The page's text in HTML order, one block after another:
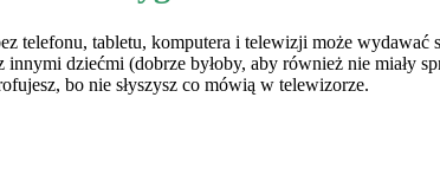
telefonu, tabletu, komputera i telewizji może wydawać
dziećmi (dobrze byłoby, aby również nie miały
bo nie słyszysz co mówią w telewizorze.